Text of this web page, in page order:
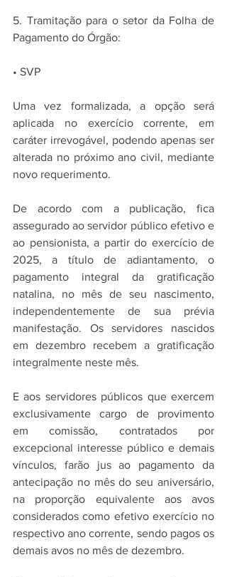
5. Tramitação para o setor da Folha de
Pagamento do Órgão:
• SVP
Uma vez formalizada, a opção será
aplicada no exercício corrente, em
caráter irrevogável, podendo apenas ser
alterada no próximo ano civil, mediante
novo requerimento.
De acordo com a publicação, fica
assegurado ao servidor público efetivo e
ao pensionista, a partir do exercício de
2025, a título de adiantamento, o
pagamento integral da gratificação
natalina, no mês de seu nascimento,
independentemente de sua prévia
manifestação. Os servidores nascidos
em dezembro recebem a gratificação
integralmente neste mês.
E aos servidores públicos que exercem
exclusivamente cargo de provimento
em comissão, contratados por
excepcional interesse público e demais
vínculos, farão jus ao pagamento da
antecipação no mês do seu aniversário,
na proporção equivalente aos avos
considerados como efetivo exercício no
respectivo ano corrente, sendo pagos os
demais avos no mês de dezembro.